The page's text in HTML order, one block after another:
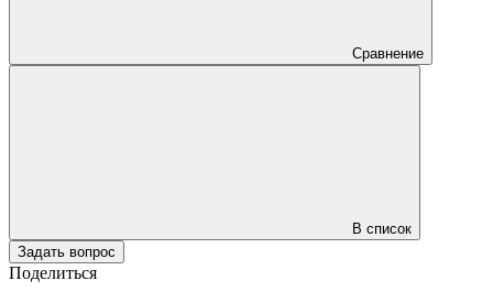
Сравнение
В список
Задать вопрос
Поделиться